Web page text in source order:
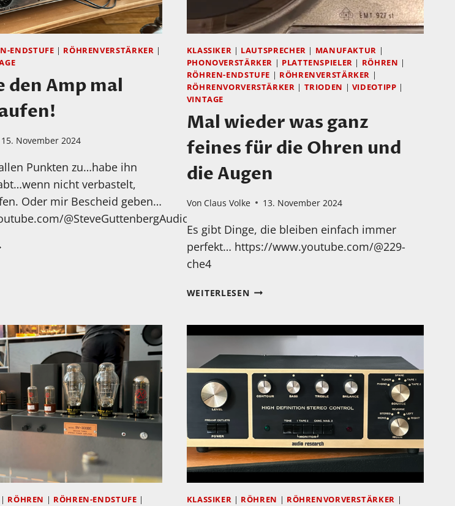
ENDSTUFE | RÖHRENVERSTÄRKER |
den Amp mal
15. November 2024
Punkten zu…habe ihn
nicht verbastelt,
Oder mir Bescheid geben…
@SteveGuttenbergAudiophiliac/videos
KLASSIKER | LAUTSPRECHER | MANUFAKTUR |
PHONOVERSTÄRKER | PLATTENSPIELER | RÖHREN |
RÖHREN-ENDSTUFE | RÖHRENVERSTÄRKER |
RÖHRENVORVERSTÄRKER | TRIODEN | VIDEOTIPP |
VINTAGE
Mal wieder was ganz
feines für die Ohren und
die Augen
Von Claus Volke 13. November 2024
Es gibt Dinge, die bleiben einfach immer
perfekt… https://www.youtube.com/@229-
che4
WEITERLESENMAL
FÜR
DIE
OHREN
UND
AUGEN
| RÖHREN | RÖHREN-ENDSTUFE |
KLASSIKER | RÖHREN | RÖHRENVORVERSTÄRKER |